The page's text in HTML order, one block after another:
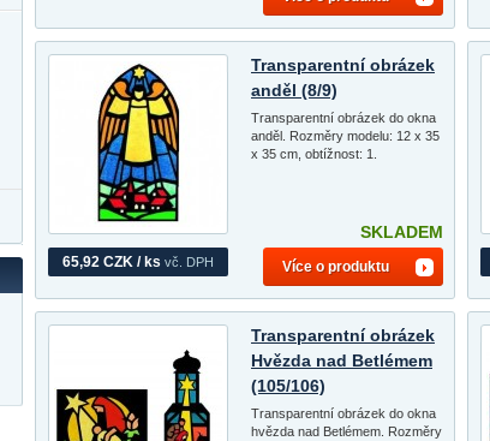
65,92 CZK / ks vč. DPH
Transparentní obrázek
anděl (8/9)
Transparentní obrázek do okna
anděl. Rozměry modelu: 12 x 35
x 35 cm, obtížnost: 1.
SKLADEM
Více o produktu
Transparentní obrázek
Hvězda nad Betlémem
(105/106)
Transparentní obrázek do okna
hvězda nad Betlémem. Rozměry